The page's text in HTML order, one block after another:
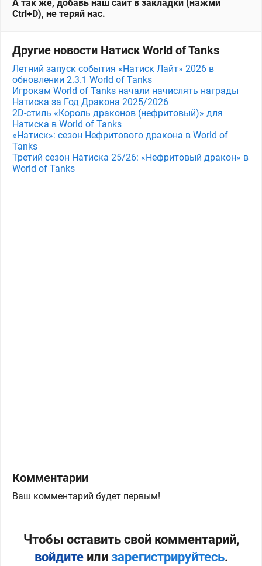
А так же, добавь наш сайт в закладки (нажми
Ctrl+D), не теряй нас.
Другие новости Натиск World of Tanks
Летний запуск события «Натиск Лайт» 2026 в
обновлении 2.3.1 World of Tanks
Игрокам World of Tanks начали начислять награды
Натиска за Год Дракона 2025/2026
2D-стиль «Король драконов (нефритовый)» для
Натиска в World of Tanks
«Натиск»: сезон Нефритового дракона в World of
Tanks
Третий сезон Натиска 25/26: «Нефритовый дракон» в
World of Tanks
Комментарии
Ваш комментарий будет первым!
Чтобы оставить свой комментарий,
войдитеили зарегистрируйтесь.